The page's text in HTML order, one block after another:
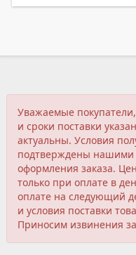
Уважаемые
и сроки поставки
актуальны. Условия
подтверждены нашими
оформления заказа.
только при оплате в
оплате на следующий
и условия поставки
Приносим извинения